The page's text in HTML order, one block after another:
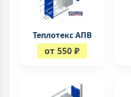
Теплотекс АПВ
от 550 ₽